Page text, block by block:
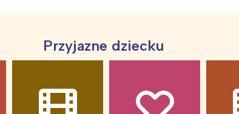
Przyjazne dziecku